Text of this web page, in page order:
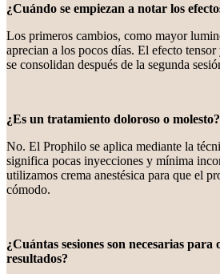
¿Cuándo se empiezan a notar los
Los primeros cambios, como mayor
aprecian a los pocos días. El efecto
se consolidan después de la segunda
¿Es un tratamiento doloroso o molesto?
No. El Prophilo se aplica mediante la
significa pocas inyecciones y mínima
utilizamos crema anestésica para que el
cómodo.
¿Cuántas sesiones son necesarias para
resultados?